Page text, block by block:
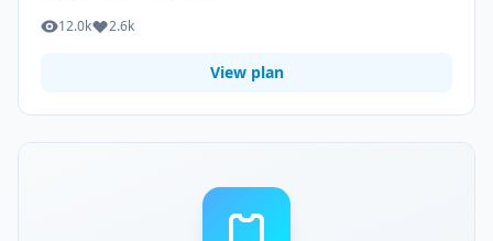
12.0k
2.6k
View plan